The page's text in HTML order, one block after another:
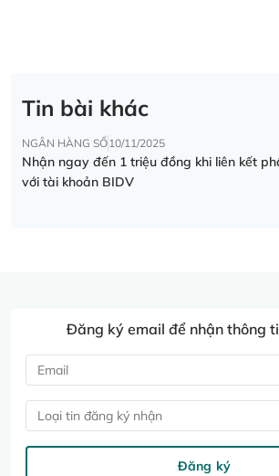
Tin bài khác
NGÂN HÀNG SỐ10/11/2025
Nhận ngay đến 1 triệu đồng khi liên kết
với tài khoản BIDV
Đăng ký email để nhận thông
Loại tin đăng ký nhận
Đăng ký